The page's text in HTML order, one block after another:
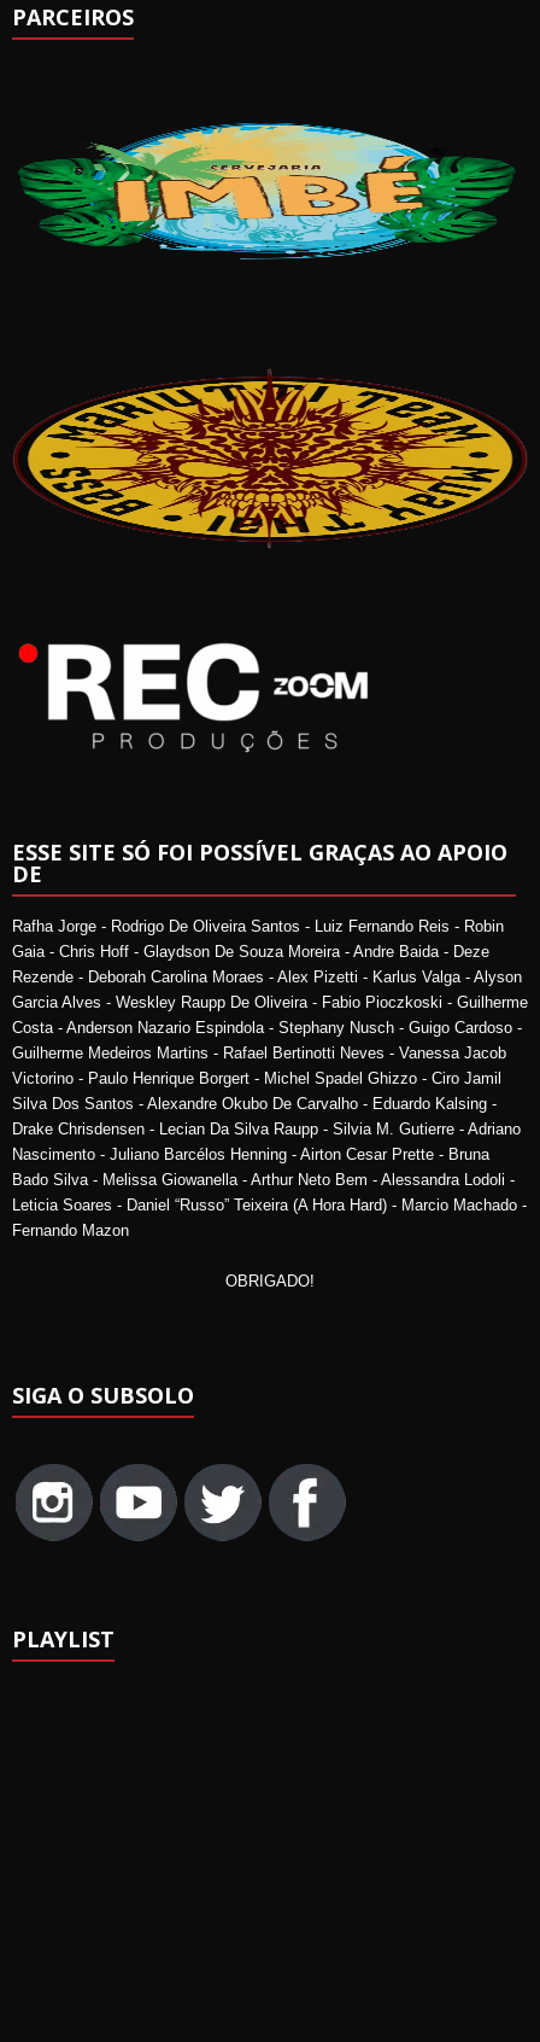
PARCEIROS
ESSE SITE SÓ FOI POSSÍVEL GRAÇAS AO APOIO
DE
Rafha Jorge - Rodrigo De Oliveira Santos - Luiz Fernando Reis - Robin
Gaia - Chris Hoff - Glaydson De Souza Moreira - Andre Baida - Deze
Rezende - Deborah Carolina Moraes - Alex Pizetti - Karlus Valga - Alyson
Garcia Alves - Weskley Raupp De Oliveira - Fabio Pioczkoski - Guilherme
Costa - Anderson Nazario Espindola - Stephany Nusch - Guigo Cardoso -
Guilherme Medeiros Martins - Rafael Bertinotti Neves - Vanessa Jacob
Victorino - Paulo Henrique Borgert - Michel Spadel Ghizzo - Ciro Jamil
Silva Dos Santos - Alexandre Okubo De Carvalho - Eduardo Kalsing -
Drake Chrisdensen - Lecian Da Silva Raupp - Silvia M. Gutierre - Adriano
Nascimento - Juliano Barcélos Henning - Airton Cesar Prette - Bruna
Bado Silva - Melissa Giowanella - Arthur Neto Bem - Alessandra Lodoli -
Leticia Soares - Daniel “Russo” Teixeira (A Hora Hard) - Marcio Machado -
Fernando Mazon
OBRIGADO!
SIGA O SUBSOLO
PLAYLIST